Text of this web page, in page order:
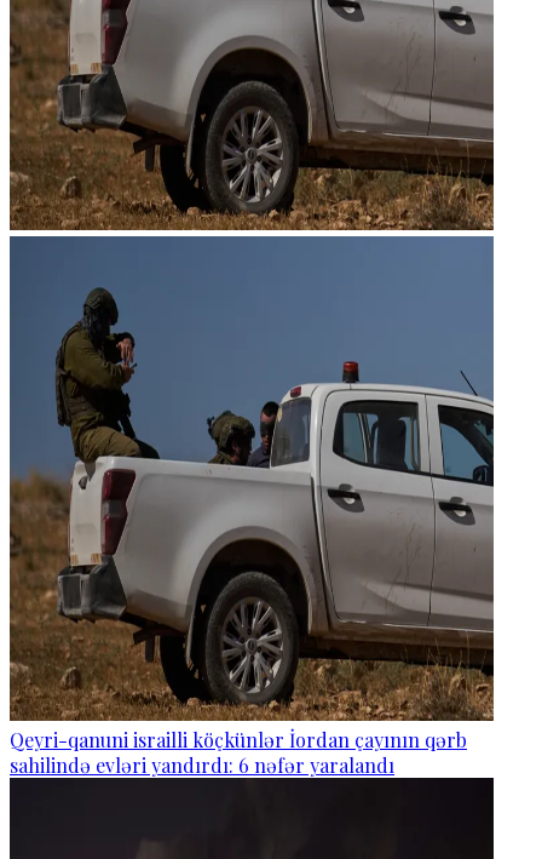
Qeyri-qanuni israilli köçkünlər İordan çayının qərb
sahilində evləri yandırdı: 6 nəfər yaralandı